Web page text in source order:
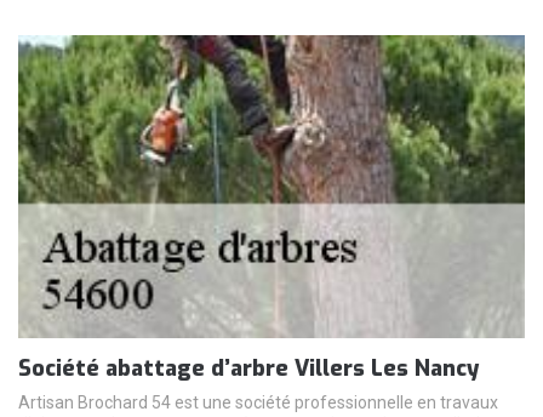
Société abattage d’arbre Villers Les Nancy
Artisan Brochard 54 est une société professionnelle en travaux